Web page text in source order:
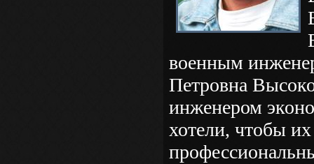
военным
Петровна
инженером
хотели, чтобы